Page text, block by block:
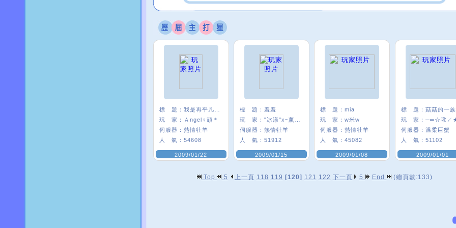
標 題：
玩 家：
Ａngel♀頑＊
伺服器： 熱情牡羊
人 氣： 54608
2009/01/22
標 題： 羞羞
玩 家：
伺服器： 熱情牡羊
人 氣： 51912
2009/01/15
標 題： mia
玩 家： w米w
伺服器： 熱情牡羊
人 氣： 45082
2009/01/08
標 題： 菇菇的一族
玩 家： ─═☆啾
伺服器： 溫柔巨蟹
人 氣： 51102
2009/01/01
Top 5 上一頁 118 119 [120] 121 122 下一頁 5 End (總頁數:133)